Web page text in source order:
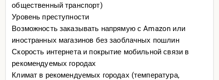
общественный транспорт)
Уровень преступности
Возможность заказывать напрямую с Amazon или
иностранных магазинов без заоблачных пошлин
Скорость интернета и покрытие мобильной связи в
рекомендуемых городах
Климат в рекомендуемых городах (температура,